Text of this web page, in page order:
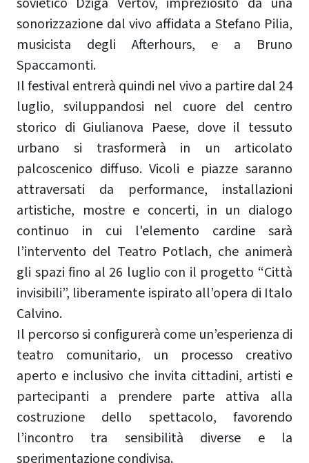
sonorizzazione dal vivo affidata a Stefano Pilia,
musicista degli Afterhours, e a Bruno
Spaccamonti.
Il festival entrerà quindi nel vivo a partire dal 24
luglio, sviluppandosi nel cuore del centro
storico di Giulianova Paese, dove il tessuto
urbano si trasformerà in un articolato
palcoscenico diffuso. Vicoli e piazze saranno
attraversati da performance, installazioni
artistiche, mostre e concerti, in un dialogo
continuo in cui l'elemento cardine sarà
l’intervento del Teatro Potlach, che animerà
gli spazi fino al 26 luglio con il progetto “Città
invisibili”, liberamente ispirato all’opera di Italo
Calvino.
Il percorso si configurerà come un’esperienza di
teatro comunitario, un processo creativo
aperto e inclusivo che invita cittadini, artisti e
partecipanti a prendere parte attiva alla
costruzione dello spettacolo, favorendo
l’incontro tra sensibilità diverse e la
sperimentazione condivisa.